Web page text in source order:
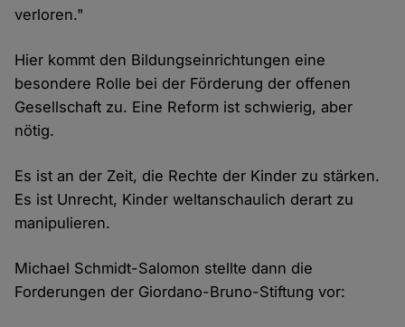
verloren."
Hier kommt den Bildungseinrichtungen eine
besondere Rolle bei der Förderung der offenen
Gesellschaft zu. Eine Reform ist schwierig, aber
nötig.
Es ist an der Zeit, die Rechte der Kinder zu stärken.
Es ist Unrecht, Kinder weltanschaulich derart zu
manipulieren.
Michael Schmidt-Salomon stellte dann die
Forderungen der Giordano-Bruno-Stiftung vor: